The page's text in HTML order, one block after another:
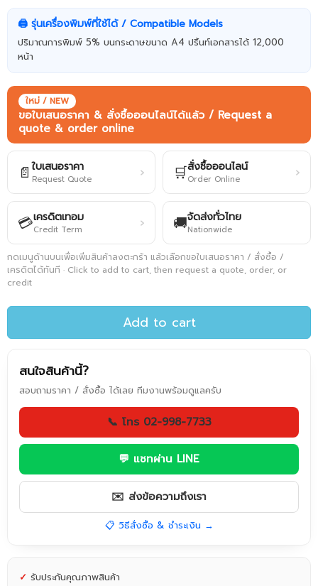
🖨️ รุ่นเครื่องพิมพ์ที่ใช้ได้ / Compatible Models
ปริมาณการพิมพ์ 5% บนกระดาษขนาด A4 ปริ้นท์เอกสารได้ 12,000
หน้า
ใหม่ / NEW
ขอใบเสนอราคา & สั่งซื้อออนไลน์ได้แล้ว / Request a
quote & order online
📄 ใบเสนอราคา
Request Quote › 🛒สั่งซื้อออนไลน์
Order Online ›
💳เครดิตเทอม
Credit Term › 🚚จัดส่งทั่วไทย
Nationwide
กดเมนูด้านบนเพื่อเพิ่มสินค้าลงตะกร้า แล้วเลือกขอใบเสนอราคา / สั่งซื้อ /
เครดิตได้ทันที · Click to add to cart, then request a quote, order, or
credit
Add to cart
สนใจสินค้านี้?
สอบถามราคา / สั่งซื้อ ได้เลย ทีมงานพร้อมดูแลครับ
📞 โทร 02-998-7733
💬 แชทผ่าน LINE
✉️ ส่งข้อความถึงเรา
📋 วิธีสั่งซื้อ & ชำระเงิน →
✓ รับประกันคุณภาพสินค้า